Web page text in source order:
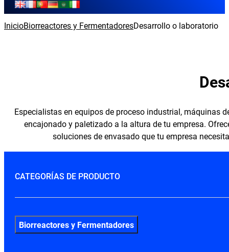
InicioBiorreactores y FermentadoresDesarrollo o laboratorio
Especialistas en equipos de proceso industrial, máquinas
encajonado y paletizado a la altura de tu empresa.
soluciones de envasado que tu empresa
CATEGORÍAS DE PRODUCTO
Biorreactores y Fermentadores